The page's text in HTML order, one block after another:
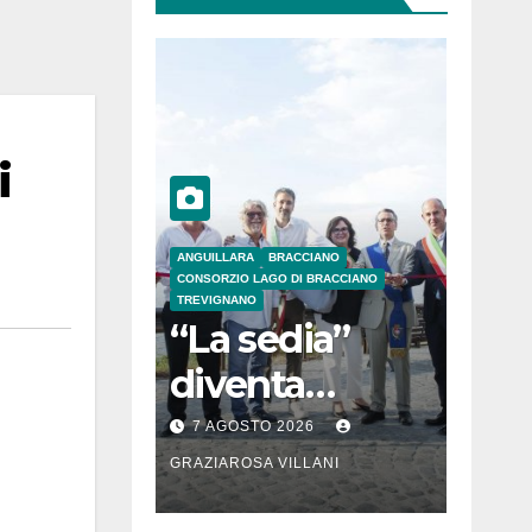
ANGUILLARA
BRACCIANO
CONSORZIO LAGO DI BRACCIANO
TREVIGNANO
“La sedia”
diventa
Belvedere sul
lago di
Bracciano: ieri
7 AGOSTO 2026
GRAZIAROSA VILLANI